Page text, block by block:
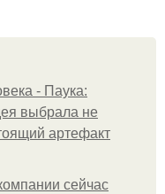
- Паука:
выбрала не
артефакт
сейчас